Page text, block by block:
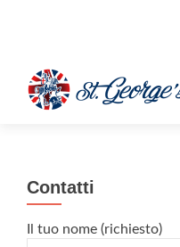
Contatti
Il tuo nome (richiesto)